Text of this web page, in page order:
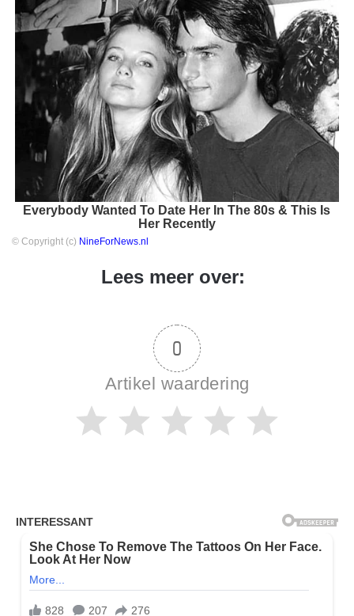
Everybody Wanted To Date Her In The 80s & This Is
Her Recently
© Copyright (c) NineForNews.nl
Lees meer over:
0
Artikel waardering